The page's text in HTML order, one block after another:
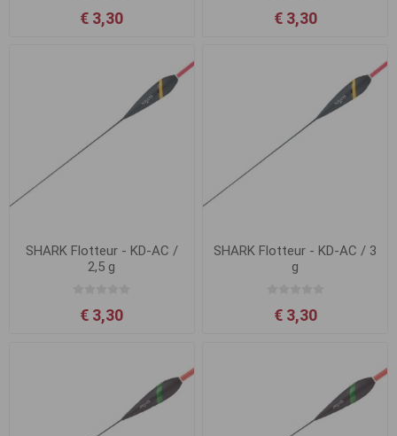
€ 3,30 € 3,30
SHARK Flotteur - KD-AC /
2,5 g
€ 3,30
SHARK Flotteur - KD-AC / 3
g
€ 3,30